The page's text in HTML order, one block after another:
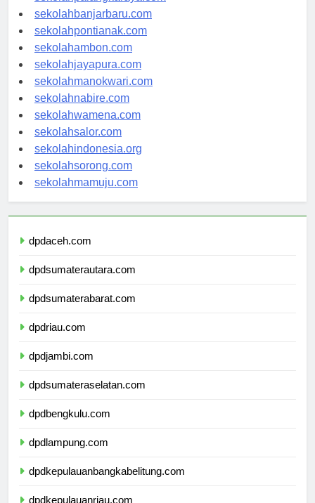
sekolahpalangkaraya.com
sekolahbanjarbaru.com
sekolahpontianak.com
sekolahambon.com
sekolahjayapura.com
sekolahmanokwari.com
sekolahnabire.com
sekolahwamena.com
sekolahsalor.com
sekolahindonesia.org
sekolahsorong.com